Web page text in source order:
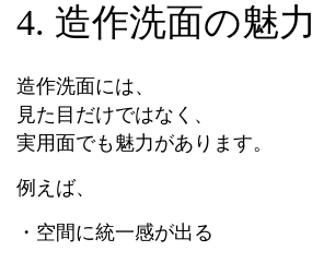
4. 造作洗面の魅力
造作洗面には、
見た目だけではなく、
実用面でも魅力があります。
例えば、
・空間に統一感が出る